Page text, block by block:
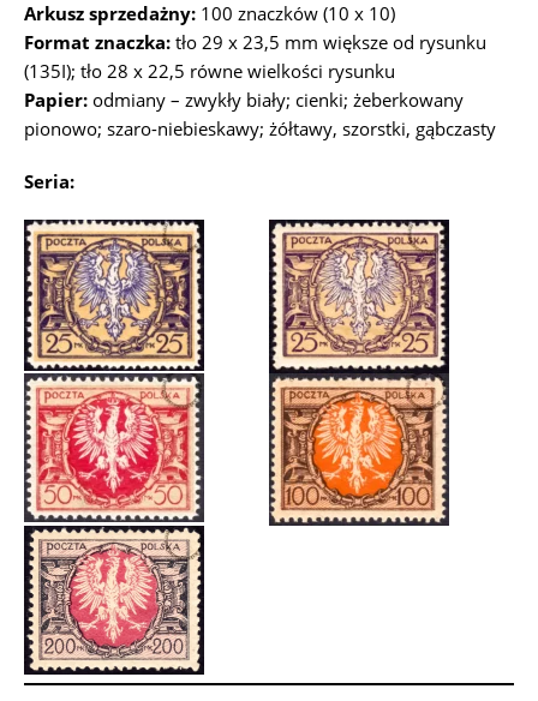
Arkusz sprzedażny: 100 znaczków (10 x 10)
Format znaczka: tło 29 x 23,5 mm większe od rysunku
(135I); tło 28 x 22,5 równe wielkości rysunku
Papier: odmiany – zwykły biały; cienki; żeberkowany
pionowo; szaro-niebieskawy; żółtawy, szorstki, gąbczasty
Seria: